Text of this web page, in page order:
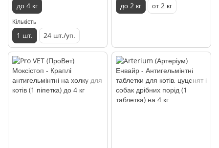
до 4 кг
Кількість
1 шт. 24 шт./уп.
до 2 кг от 2 кг